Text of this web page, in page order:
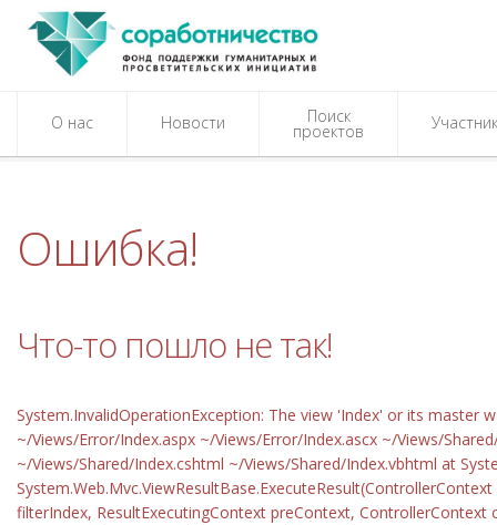
О нас Новости Поиск
проектов
Ошибка!
Что-то пошло не так!
System.InvalidOperationException: The view 'Index' or its
~/Views/Error/Index.aspx ~/Views/Error/Index.ascx ~/Views/
~/Views/Shared/Index.cshtml ~/Views/Shared/Index.vbhtml at
filterIndex, ResultExecutingContext preContext,